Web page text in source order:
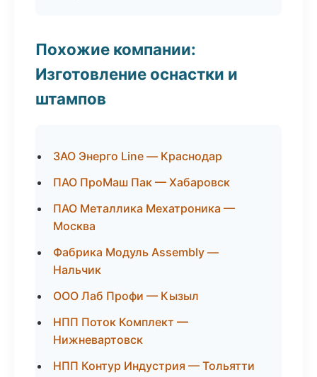
Похожие компании:
Изготовление оснастки и
штампов
ЗАО Энерго Line — Краснодар
ПАО ПроМаш Пак — Хабаровск
ПАО Металлика Мехатроника —
Москва
Фабрика Модуль Assembly —
Нальчик
ООО Лаб Профи — Кызыл
НПП Поток Комплект —
Нижневартовск
НПП Контур Индустрия — Тольятти